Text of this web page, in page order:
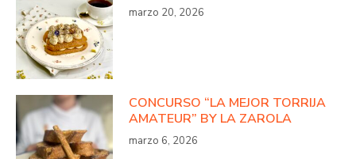
marzo 20, 2026
CONCURSO “LA MEJOR TORRIJA
AMATEUR” BY LA ZAROLA
marzo 6, 2026